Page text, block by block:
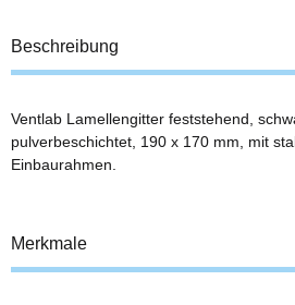
Beschreibung
Ventlab Lamellengitter feststehend,
pulverbeschichtet, 190 x 170 mm, mit
Einbaurahmen.
Merkmale